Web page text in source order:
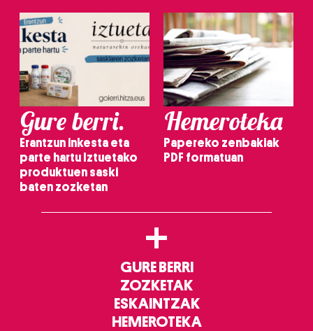
Gure berri.
Erantzun inkesta eta
parte hartu Iztuetako
produktuen saski
baten zozketan
Hemeroteka
Papereko zenbakiak
PDF formatuan
+
GURE BERRI
ZOZKETAK
ESKAINTZAK
HEMEROTEKA